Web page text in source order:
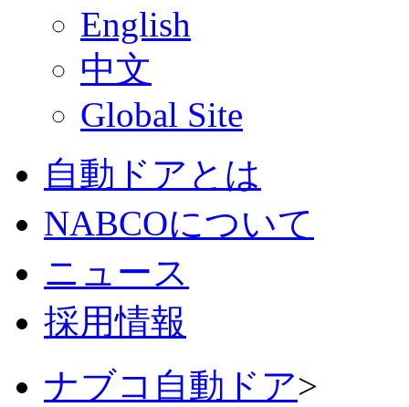
English
中文
Global Site
自動ドアとは
NABCOについて
ニュース
採用情報
ナブコ自動ドア>